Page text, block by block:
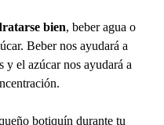
bien, beber agua o
Beber nos ayudará a
y el azúcar nos ayudará a
botiquín durante tu